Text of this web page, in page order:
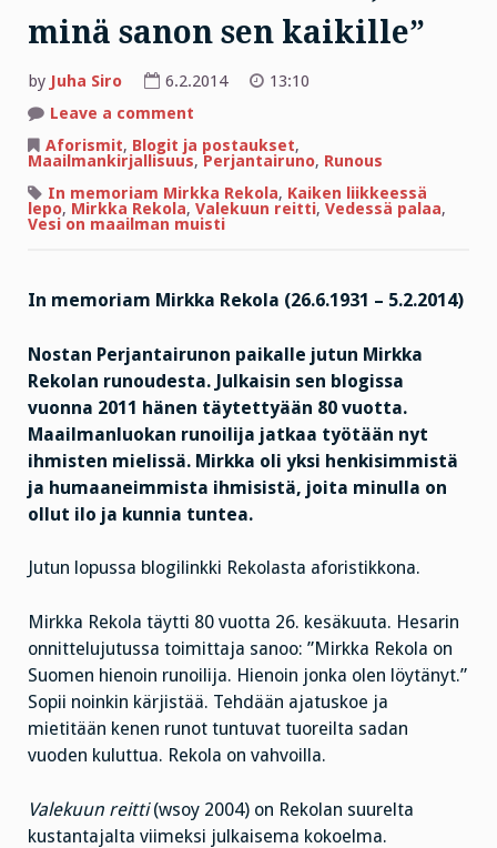
minä sanon sen kaikille”
by Juha Siro 6.2.2014
13:10
Leave a comment
rakastan
sinua,
minä
sanon
sen
kaikille”
Aforismit, Blogit ja postaukset,
Maailmankirjallisuus, Perjantairuno, Runous
In memoriam Mirkka Rekola, Kaiken liikkeessä
lepo, Mirkka Rekola, Valekuun reitti, Vedessä palaa,
Vesi on maailman muisti
In memoriam Mirkka Rekola (26.6.1931 – 5.2.2014)
Nostan Perjantairunon paikalle jutun Mirkka
Rekolan runoudesta. Julkaisin sen blogissa
vuonna 2011 hänen täytettyään 80 vuotta.
Maailmanluokan runoilija jatkaa työtään nyt
ihmisten mielissä. Mirkka oli yksi henkisimmistä
ja humaaneimmista ihmisistä, joita minulla on
ollut ilo ja kunnia tuntea.
Jutun lopussa blogilinkki Rekolasta aforistikkona.
Mirkka Rekola täytti 80 vuotta 26. kesäkuuta. Hesarin
onnittelujutussa toimittaja sanoo: ”Mirkka Rekola on
Suomen hienoin runoilija. Hienoin jonka olen löytänyt.”
Sopii noinkin kärjistää. Tehdään ajatuskoe ja
mietitään kenen runot tuntuvat tuoreilta sadan
vuoden kuluttua. Rekola on vahvoilla.
Valekuun reitti(wsoy 2004) on Rekolan suurelta
kustantajalta viimeksi julkaisema kokoelma.